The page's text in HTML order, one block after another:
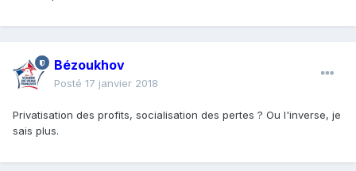
Bézoukhov
Posté 17 janvier 2018
Privatisation des profits, socialisation des pertes ? Ou l'inverse, je
sais plus.